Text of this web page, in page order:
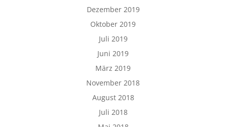
Dezember 2019
Oktober 2019
Juli 2019
Juni 2019
März 2019
November 2018
August 2018
Juli 2018